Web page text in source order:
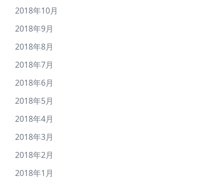
2018年10月
2018年9月
2018年8月
2018年7月
2018年6月
2018年5月
2018年4月
2018年3月
2018年2月
2018年1月